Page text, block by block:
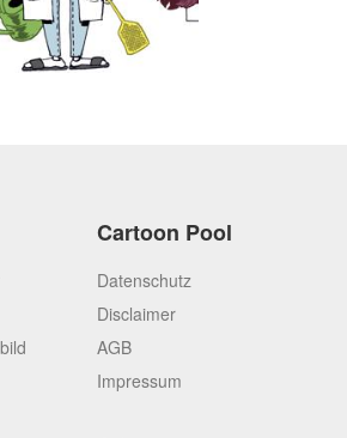
Cartoon Pool
Datenschutz
Disclaimer
AGB
Impressum